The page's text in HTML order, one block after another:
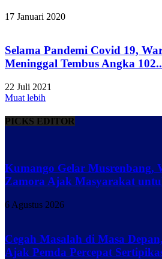
17 Januari 2020
Selama Pandemi Covid 19,
Meninggal Tembus Angka
22 Juli 2021
Muat lebih
PICKS EDITOR
Kumango Gelar Musrenbang,
Zamora Ajak Masyarakat
6 Agustus 2026
Cegah Masalah di Masa
Ajak Pemda Percepat